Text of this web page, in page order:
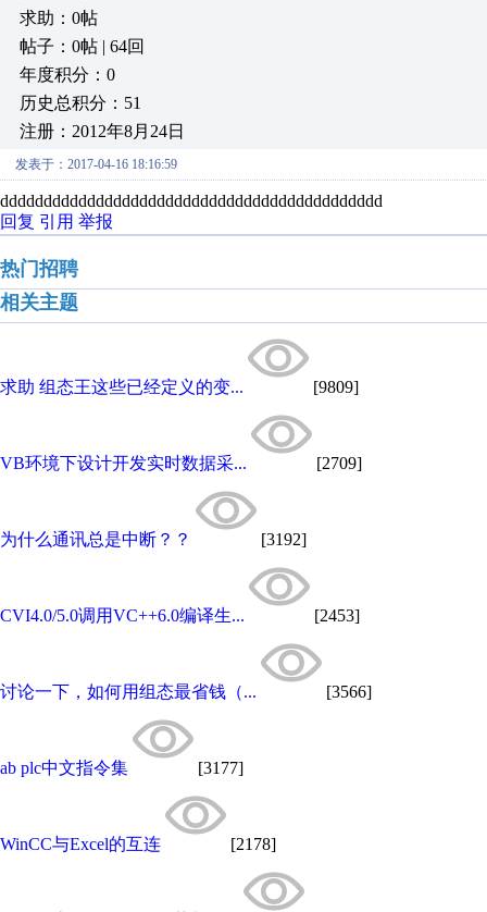
求助：0帖
帖子：0帖 | 64回
年度积分：0
历史总积分：51
注册：2012年8月24日
发表于：2017-04-16 18:16:59
dddddddddddddddddddddddddddddddddddddddddddd
回复 引用 举报
热门招聘
相关主题
求助 组态王这些已经定义的变... [9809]
VB环境下设计开发实时数据采... [2709]
为什么通讯总是中断？？ [3192]
CVI4.0/5.0调用VC++6.0编译生... [2453]
讨论一下，如何用组态最省钱（... [3566]
ab plc中文指令集 [3177]
WinCC与Excel的互连 [2178]